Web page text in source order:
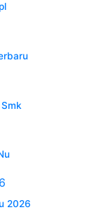
2026